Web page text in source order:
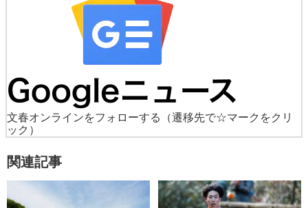
文春オンラインをフォローする
（遷移先で☆マークをクリ
ック）
関連記事